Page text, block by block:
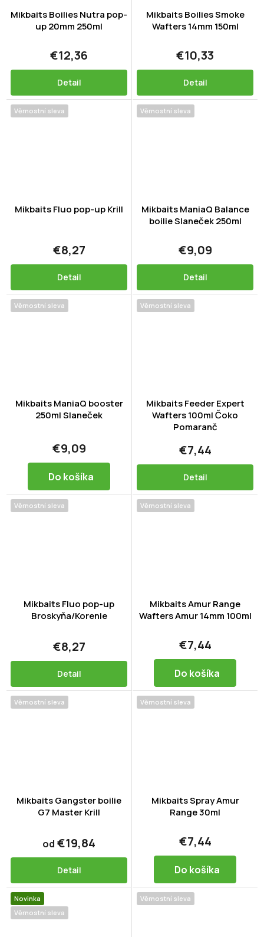
Mikbaits Boilies Nutra pop-
up 20mm 250ml
€12,36
Detail
Mikbaits Boilies Smoke
Wafters 14mm 150ml
€10,33
Detail
Věrnostní sleva
Mikbaits Fluo pop-up Krill
€8,27
Detail
Věrnostní sleva
Mikbaits ManiaQ Balance
boilie Slaneček 250ml
€9,09
Detail
Věrnostní sleva
Mikbaits ManiaQ booster
250ml Slaneček
€9,09
Do košíka
Věrnostní sleva
Mikbaits Feeder Expert
Wafters 100ml Čoko
Pomaranč
€7,44
Detail
Věrnostní sleva
Mikbaits Fluo pop-up
Broskyňa/Korenie
€8,27
Detail
Věrnostní sleva
Mikbaits Amur Range
Wafters Amur 14mm 100ml
€7,44
Do košíka
Věrnostní sleva
Mikbaits Gangster boilie
G7 Master Krill
od €19,84
Detail
Věrnostní sleva
Mikbaits Spray Amur
Range 30ml
€7,44
Do košíka
Novinka
Věrnostní sleva
Věrnostní sleva